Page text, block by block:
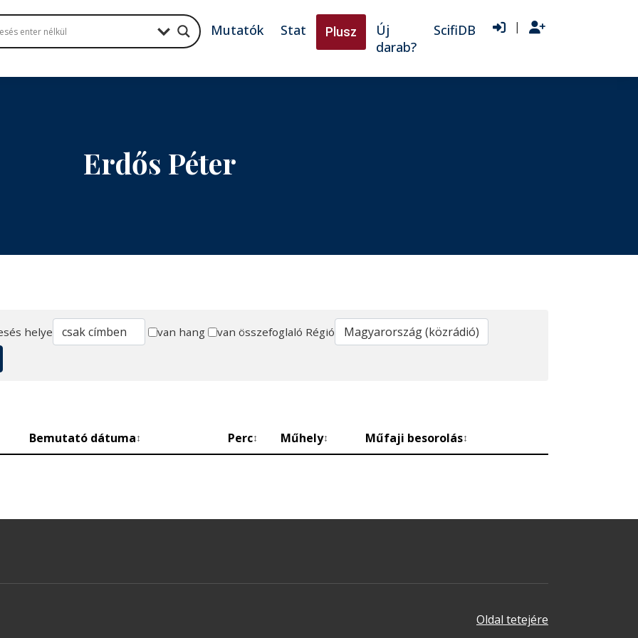
Mutatók Stat Plusz
Új
darab?
ScifiDB |
Erdős Péter
helye van hang van összefoglaló Régió
Bemutató dátuma↕ Perc↕ Műhely↕ Műfaji besorolás↕
Oldal tetejére